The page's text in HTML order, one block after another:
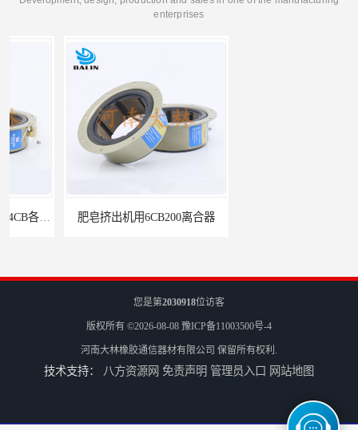
enterprises
肥皂挤出机用6CB200离合器 冷镦机刹车6CB,8CB,12CB,18CB
冷镦机电机用小型8CB250离合器制动器刹车
您是第2030918位访客
版权所有 ©2026-08-08 豫ICP备11003500号-4
河南大林橡胶通信器材有限公司 保留所有权利.
技术支持： 八方资源网 免责声明 管理员入口 网站地图